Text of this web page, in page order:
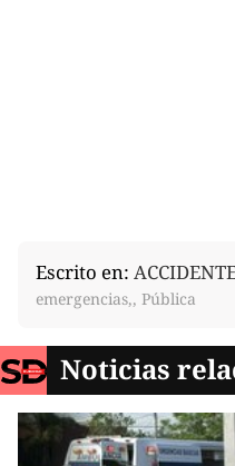
Escrito en:
emergencias,, Pública
Noticias